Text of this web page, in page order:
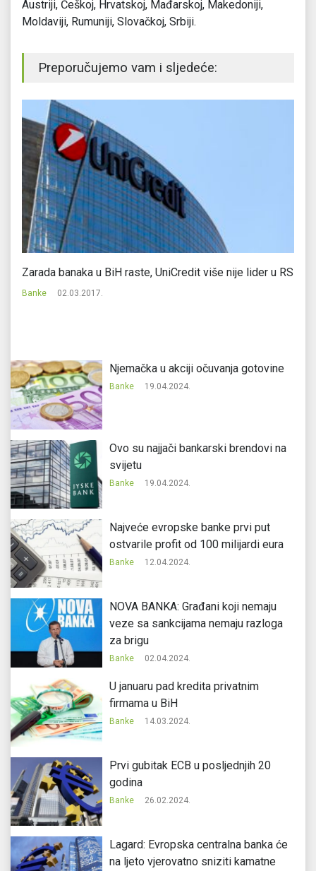
Austriji, Češkoj, Hrvatskoj, Mađarskoj, Makedoniji,
Moldaviji, Rumuniji, Slovačkoj, Srbiji.
Preporučujemo vam i sljedeće:
Zarada banaka u BiH raste, UniCredit više nije lider u RS
Banke 02.03.2017.
Njemačka u akciji očuvanja gotovine
Banke 19.04.2024.
Ovo su najjači bankarski brendovi na
svijetu
Banke 19.04.2024.
Najveće evropske banke prvi put
ostvarile profit od 100 milijardi eura
Banke 12.04.2024.
NOVA BANKA: Građani koji nemaju
veze sa sankcijama nemaju razloga
za brigu
Banke 02.04.2024.
U januaru pad kredita privatnim
firmama u BiH
Banke 14.03.2024.
Prvi gubitak ECB u posljednjih 20
godina
Banke 26.02.2024.
Lagard: Evropska centralna banka će
na ljeto vjerovatno sniziti kamatne